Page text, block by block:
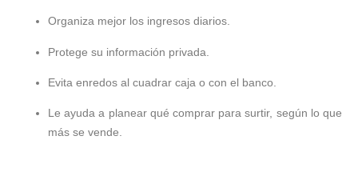
Organiza mejor los ingresos diarios.
Protege su información privada.
Evita enredos al cuadrar caja o con el banco.
Le ayuda a planear qué comprar para surtir, según lo que
más se vende.